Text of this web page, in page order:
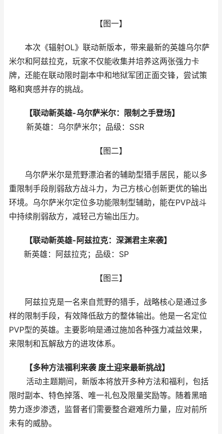
【图一】
本次《辐射OL》联动新版本，带来最新的英雄乌尔萨
米尔和阿兹拉克，玩家不仅能收集并培养这两张强力卡
牌，还能在联动限时副本中和地狱军团正面交锋，尝试策
略和爽感并存的挑战。
【联动新英雄-乌尔萨米尔：限制之手登场】
新英雄：乌尔萨米尔；品级：SSR
【图二】
乌尔萨米尔是荒野漂泊者的辅助型猎手居民，能以多
重限制手段削弱敌方战斗力，为己方核心创新更优的输出
环境。乌尔萨米尔定位多功能限制型辅助，能在PVP战斗
中持续削弱敌方，减轻己方输出压力。
【联动新英雄-阿兹拉克：深渊君主来袭】
新英雄：阿兹拉克；品级：SP
【图三】
阿兹拉克是一名来自荒野的猎手，战略核心是通过多
样的限制手段，有效降低敌方的整体输出。他是一名定位
PVP型的英雄。主要影响是通过施加各种强力减益效果，
来限制和瓦解敌方的进攻体系。
【多种方法福利来袭 废土迎来最新挑战】
活动主题期间，新版本将放开多种方法和福利，包括
限时副本、特色掉落、唯一礼包及限量奖励等。随着黑暗
势力逐步渗透，监督者们需要整合避难所力量，应对前所
未有的威胁。